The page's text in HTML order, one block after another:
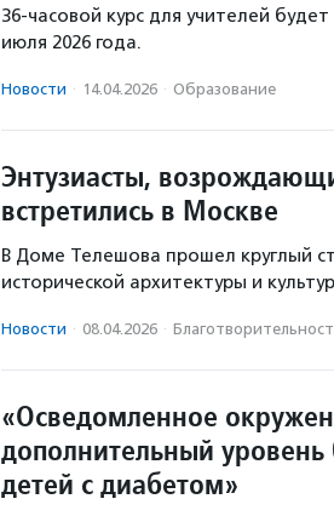
36-часовой курс для учителей
июля 2026 года.
Новости · 14.04.2026 · Образование
Энтузиасты,
встретились в Москве
В Доме Телешова прошел круглый
исторической архитектуры и
Новости · 08.04.2026 ·
«Осведомленное
дополнительный уровень
детей с диабетом»